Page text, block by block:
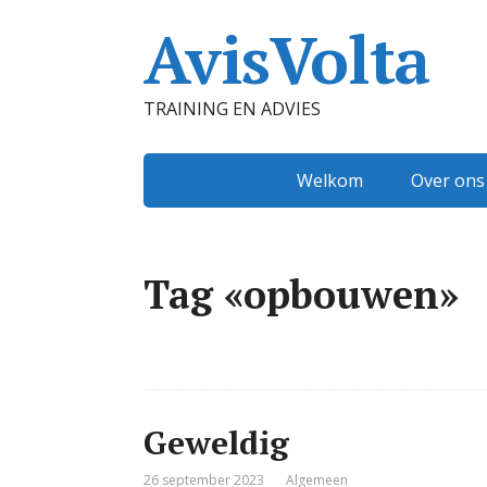
AvisVolta
TRAINING EN ADVIES
Welkom Over ons
Tag «opbouwen»
Geweldig
26 september 2023 Algemeen